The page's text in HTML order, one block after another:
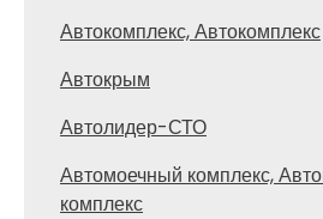
Автокомплекс, Автокомплекс
Автокрым
Автолидер-СТО
Автомоечный комплекс,
комплекс